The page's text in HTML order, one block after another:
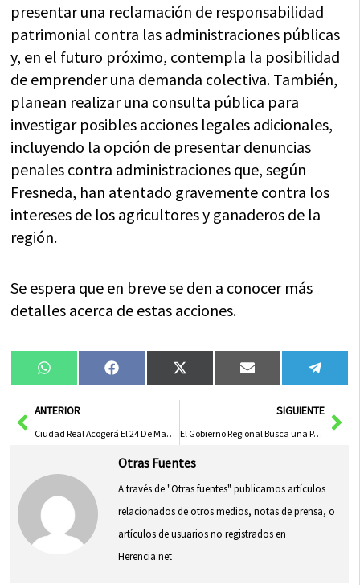
presentar una reclamación de responsabilidad
patrimonial contra las administraciones públicas
y, en el futuro próximo, contempla la posibilidad
de emprender una demanda colectiva. También,
planean realizar una consulta pública para
investigar posibles acciones legales adicionales,
incluyendo la opción de presentar denuncias
penales contra administraciones que, según
Fresneda, han atentado gravemente contra los
intereses de los agricultores y ganaderos de la
región.
Se espera que en breve se den a conocer más
detalles acerca de estas acciones.
Compartir
en
WhatsAppCompartir
en
FacebookCompartir
en
X
(Twitter)
Compartir
en
Email
en
AntANTERIOR
Ciudad Real Acogerá El 24 De Mayo Una Emocionante Prueba Del Campeonato De España De Freestyle Motocross
SIGUIENTE
El Gobierno Regional Busca una PAC Justa para las Explotaciones Agrícolas
Otras Fuentes
A través de "Otras fuentes" publicamos artículos
relacionados de otros medios, notas de prensa, o
artículos de usuarios no registrados en
Herencia.net